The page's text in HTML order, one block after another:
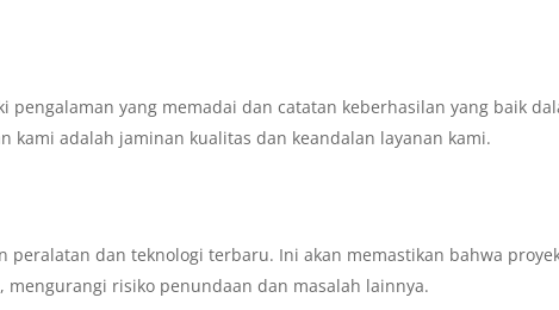
pengalaman yang memadai dan catatan keberhasilan yang baik
kami adalah jaminan kualitas dan keandalan layanan kami.
peralatan dan teknologi terbaru. Ini akan memastikan bahwa
risiko penundaan dan masalah lainnya.